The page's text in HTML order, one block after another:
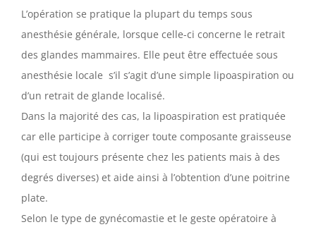
L’opération se pratique la plupart du temps sous
anesthésie générale, lorsque celle-ci concerne le retrait
des glandes mammaires. Elle peut être effectuée sous
anesthésie locale s’il s’agit d’une simple lipoaspiration ou
d’un retrait de glande localisé.
Dans la majorité des cas, la lipoaspiration est pratiquée
car elle participe à corriger toute composante graisseuse
(qui est toujours présente chez les patients mais à des
degrés diverses) et aide ainsi à l’obtention d’une poitrine
plate.
Selon le type de gynécomastie et le geste opératoire à